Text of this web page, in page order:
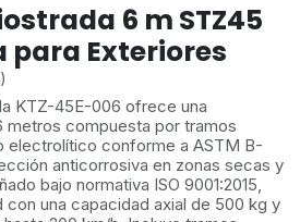
6 m STZ45
para Exteriores
KTZ-45E-006 ofrece una
metros compuesta por tramos
electrolítico conforme a ASTM B-
anticorrosiva en zonas secas y
bajo normativa ISO 9001:2015,
con una capacidad axial de 500 kg y